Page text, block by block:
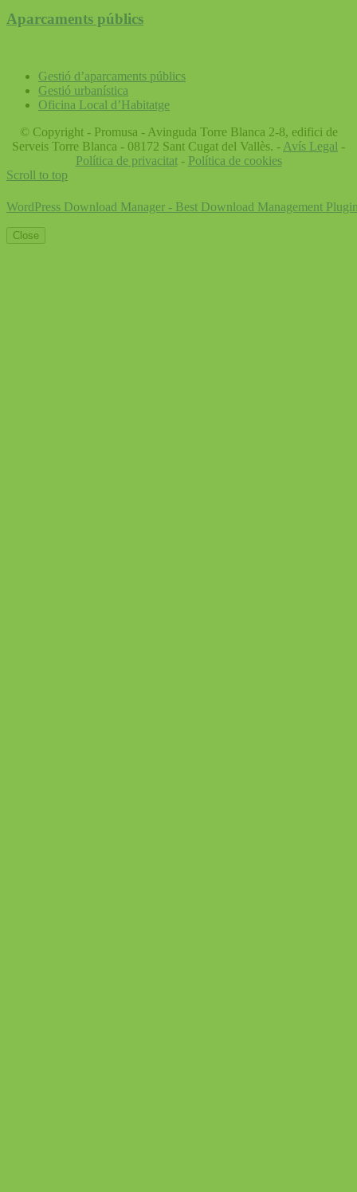
Aparcaments públics
Gestió d’aparcaments públics
Gestió urbanística
Oficina Local d’Habitatge
© Copyright - Promusa - Avinguda Torre Blanca 2-8, edifici de
Serveis Torre Blanca - 08172 Sant Cugat del Vallès. - Avís Legal -
Política de privacitat- Política de cookies
Scroll to top
WordPress Download Manager - Best Download Management
Close